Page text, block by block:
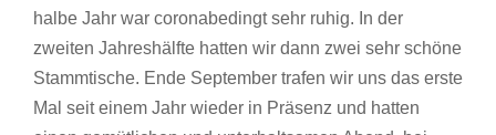
halbe Jahr war coronabedingt sehr ruhig. In der
zweiten Jahreshälfte hatten wir dann zwei sehr schöne
Stammtische. Ende September trafen wir uns das erste
Mal seit einem Jahr wieder in Präsenz und hatten